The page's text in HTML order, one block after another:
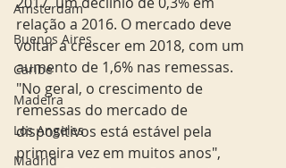
Amsterdam
Buenos Aires
Caribe
Madeira
Los Angeles
Madrid
relação a 2016. O mercado deve
voltar a crescer em 2018, com um
aumento de 1,6% nas remessas.
"No geral, o crescimento de
remessas do mercado de
dispositivos está estável pela
primeira vez em muitos anos",